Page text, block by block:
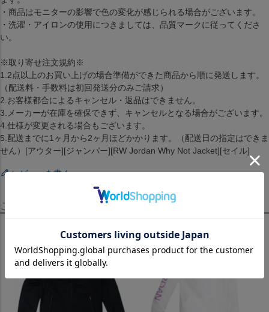
・商品はモニターの影響で色の変化が感じられる場合がございます。
・洗濯・アイロンの使用につきましては、品質マークに従ってくださ
い。
※取り寄せ注文規約※
1.2点以上のお買い上げの場合準備ができた商品から順に発送します。
（配送料・手数料は初回発送分のみご請求）
2.お客様都合によるキャンセル・返品はできません。
3.メーカーが在庫を確保できず、キャンセルとなる場合がございます。
4.仕様が変更される場合もございます。
5.配送までに1ヶ月から2ヶ月ほどかかります。（配送日の指定はできま
せん）[アウター][ジャンパー][RW Jordan Why Not Jacket][セイル]
レビューを書く
この商品を見たお客様はこちらも見ています！